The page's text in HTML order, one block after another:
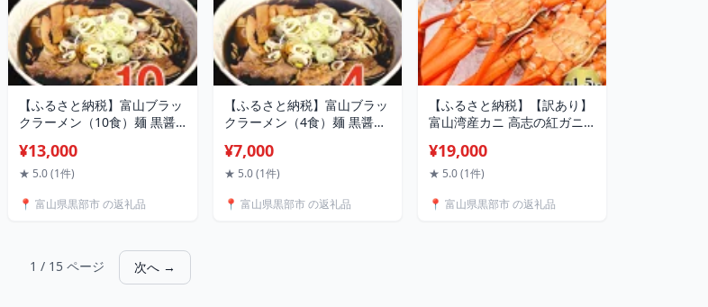
【ふるさと納税】富山ブラッ
クラーメン（10食）麺 黒醤
醤油ラーメン 黒醤油スープ
後ひく旨さ 麺類 ランチ 夕飯
¥13,000
★ 5.0 (1件)
📍 富山県黒部市 の返礼品
【ふるさと納税】富山ブラッ
クラーメン（4食）麺 黒醤油
ラーメン 黒醤油スープ 後ひ
く旨さ 麺類 ランチ 夕飯 夜食
¥7,000
★ 5.0 (1件)
📍 富山県黒部市 の返礼品
【ふるさと納税】【訳あり】
富山湾産カニ 高志の紅ガニ
富山県黒部市/紅ズワイ カニ
漁師直販 恵比須丸 蟹のむき
ト 集まり お祝い お届け：
¥19,000
★ 5.0 (1件)
📍 富山県黒部市 の返礼品
1 / 15 ページ 次へ →